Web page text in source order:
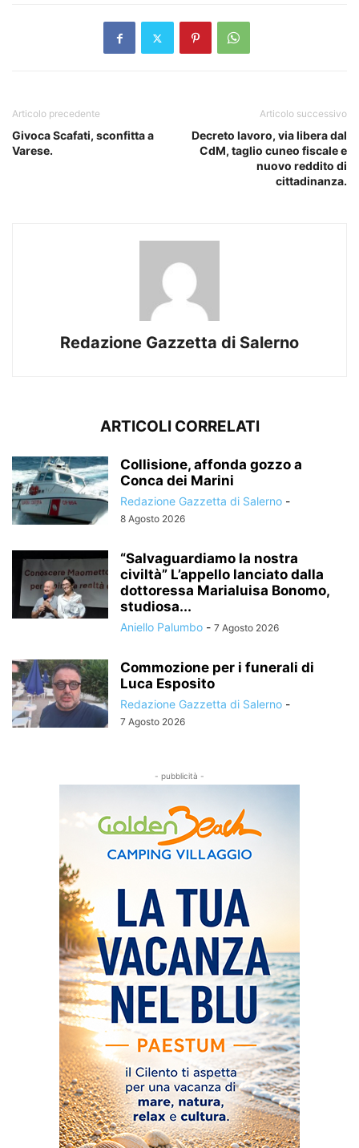
Articolo precedente
Givoca Scafati, sconfitta a
Varese.
Articolo successivo
Decreto lavoro, via libera dal
CdM, taglio cuneo fiscale e
nuovo reddito di
cittadinanza.
Redazione Gazzetta di Salerno
ARTICOLI CORRELATI
Collisione, affonda gozzo a
Conca dei Marini
Redazione Gazzetta di Salerno -
8 Agosto 2026
“Salvaguardiamo la nostra
civiltà” L’appello lanciato dalla
dottoressa Marialuisa Bonomo,
studiosa...
Aniello Palumbo - 7 Agosto 2026
Commozione per i funerali di
Luca Esposito
Redazione Gazzetta di Salerno -
7 Agosto 2026
- pubblicità -